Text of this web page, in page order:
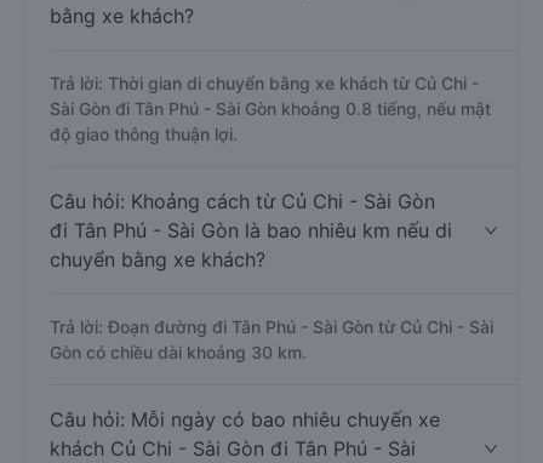
bằng xe khách?
Trả lời: Thời gian di chuyển bằng xe khách từ Củ Chi -
Sài Gòn đi Tân Phú - Sài Gòn khoảng 0.8 tiếng, nếu mật
độ giao thông thuận lợi.
Câu hỏi: Khoảng cách từ Củ Chi - Sài Gòn
đi Tân Phú - Sài Gòn là bao nhiêu km nếu di
chuyển bằng xe khách?
Trả lời: Đoạn đường đi Tân Phú - Sài Gòn từ Củ Chi - Sài
Gòn có chiều dài khoảng 30 km.
Câu hỏi: Mỗi ngày có bao nhiêu chuyến xe
khách Củ Chi - Sài Gòn đi Tân Phú - Sài